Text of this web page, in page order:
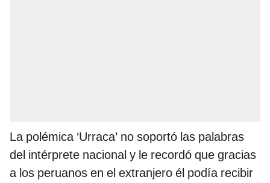
La polémica ‘Urraca’ no soportó las palabras
del intérprete nacional y le recordó que gracias
a los peruanos en el extranjero él podía recibir